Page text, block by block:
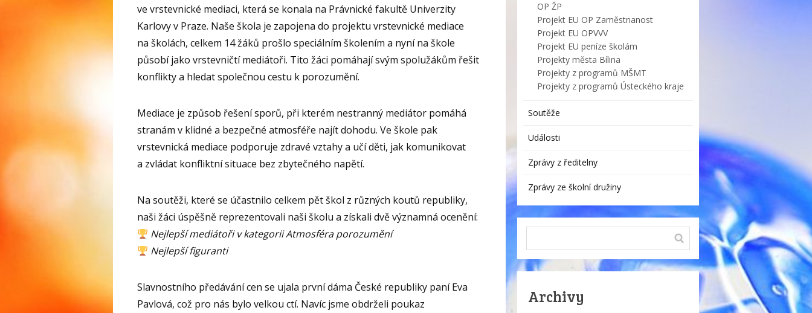
ve vrstevnické mediaci, která se konala na Právnické fakultě Univerzity
Karlovy v Praze. Naše škola je zapojena do projektu vrstevnické mediace
na školách, celkem 14 žáků prošlo speciálním školením a nyní na škole
působí jako vrstevničtí mediátoři. Tito žáci pomáhají svým spolužákům řešit
konflikty a hledat společnou cestu k porozumění.
Mediace je způsob řešení sporů, při kterém nestranný mediátor pomáhá
stranám v klidné a bezpečné atmosféře najít dohodu. Ve škole pak
vrstevnická mediace podporuje zdravé vztahy a učí děti, jak komunikovat
a zvládat konfliktní situace bez zbytečného napětí.
Na soutěži, které se účastnilo celkem pět škol z různých koutů republiky,
naši žáci úspěšně reprezentovali naši školu a získali dvě významná ocenění:
Nejlepší mediátoři v kategorii Atmosféra porozumění
Nejlepší figuranti
Slavnostního předávání cen se ujala první dáma České republiky paní Eva
Pavlová, což pro nás bylo velkou ctí. Navíc jsme obdrželi poukaz
OP ŽP
Projekt EU OP Zaměstnanost
Projekt EU OPVVV
Projekt EU peníze školám
Projekty města Bílina
Projekty z programů MŠMT
Projekty z programů Ústeckého kraje
Soutěže
Události
Zprávy z ředitelny
Zprávy ze školní družiny
Archivy